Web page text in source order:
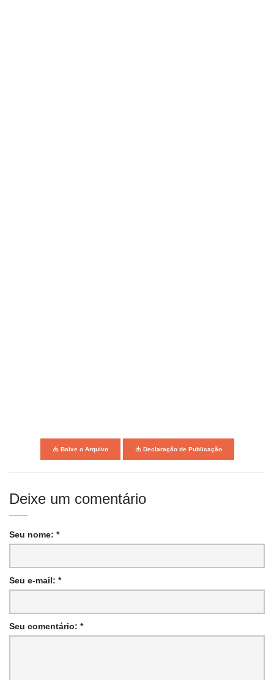
Baixe o Arquivo Declaração de Publicação
Deixe um comentário
Seu nome: *
Seu e-mail: *
Seu comentário: *